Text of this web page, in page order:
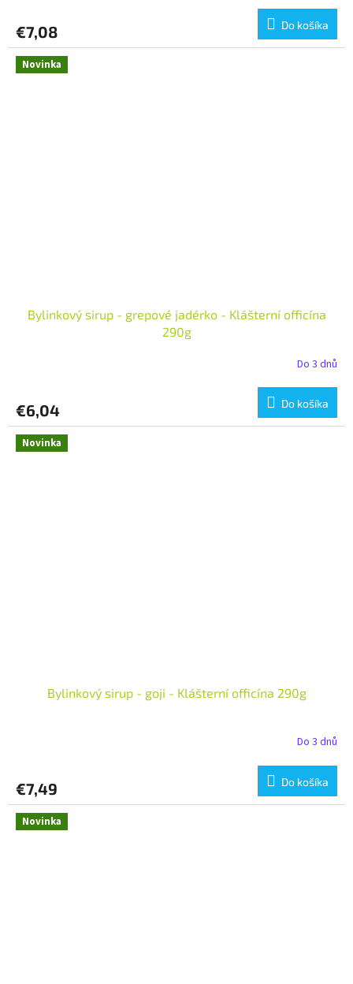
€7,08 Do košíka
Novinka
Bylinkový sirup - grepové jadérko - Klášterní officína
290g
Do 3 dnů
€6,04 Do košíka
Novinka
Bylinkový sirup - goji - Klášterní officína 290g
Do 3 dnů
€7,49 Do košíka
Novinka